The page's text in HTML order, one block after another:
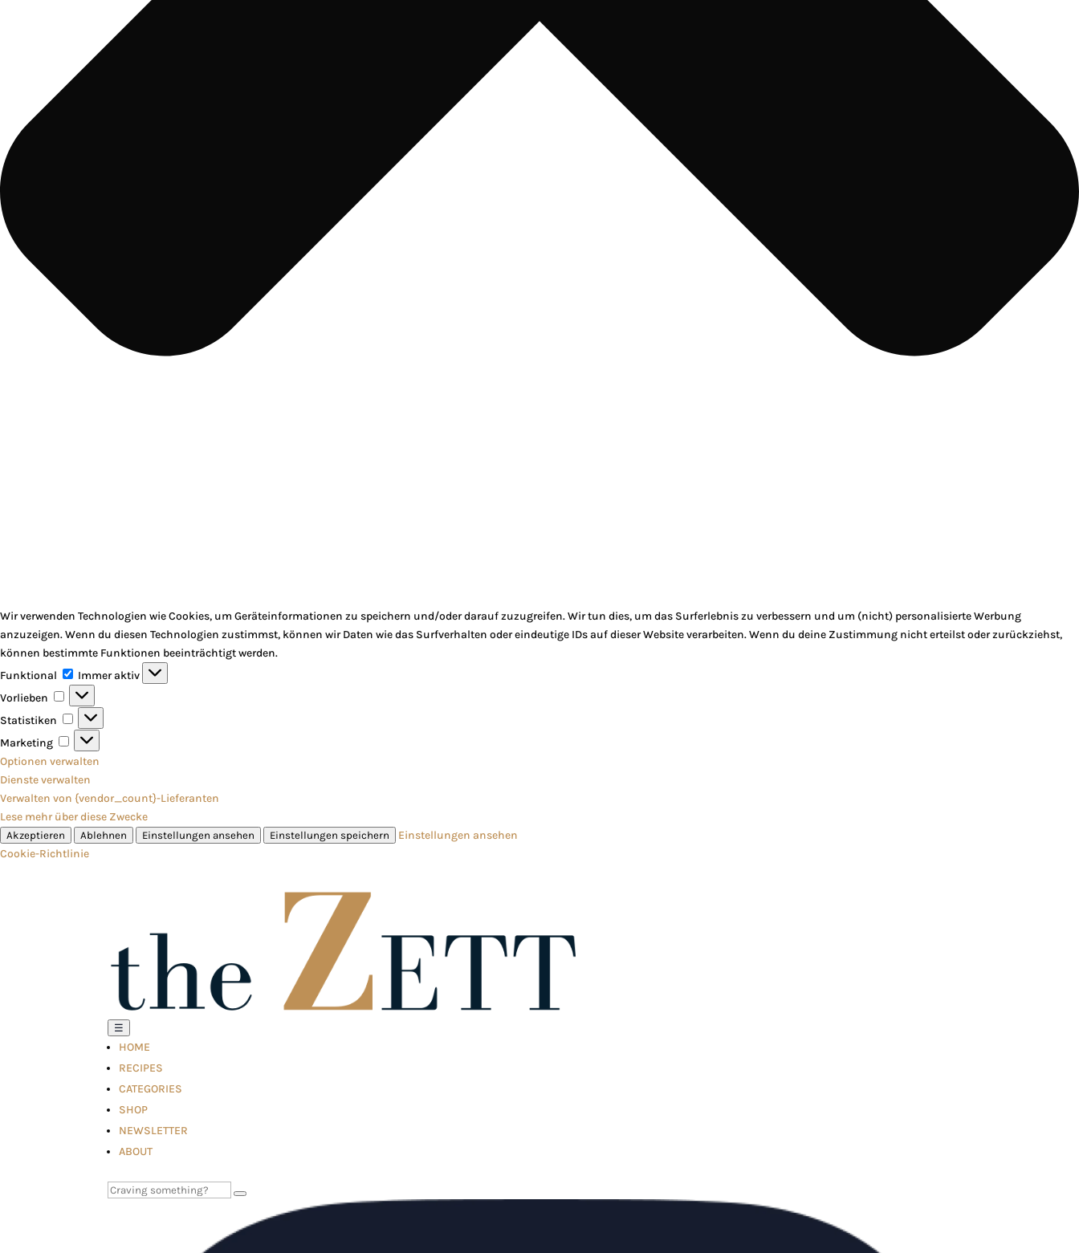
Wir verwenden Technologien wie Cookies, um Geräteinformationen zu speichern und/oder darauf zuzugreifen. Wir tun dies, um das Surferlebnis zu verbessern und um (nicht) personalisierte Werbung
anzuzeigen. Wenn du diesen Technologien zustimmst, können wir Daten wie das Surfverhalten oder eindeutige IDs auf dieser Website verarbeiten. Wenn du deine Zustimmung nicht erteilst oder zurückziehst,
können bestimmte Funktionen beeinträchtigt werden.
Funktional
Funktional
Immer aktiv
Vorlieben
Vorlieben
Statistiken
Statistiken
Marketing
Marketing
Optionen verwalten
Dienste verwalten
Verwalten von {vendor_count}-Lieferanten
Lese mehr über diese Zwecke
Akzeptieren Ablehnen Einstellungen ansehen Einstellungen speichern
Einstellungen ansehen
Cookie-Richtlinie
☰
HOME
RECIPES
CATEGORIES
SHOP
NEWSLETTER
ABOUT